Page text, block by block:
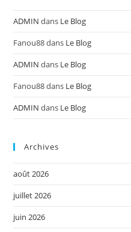
ADMIN dans Le Blog
Fanou88dans Le Blog
ADMIN dans Le Blog
Fanou88dans Le Blog
ADMIN dans Le Blog
Archives
août 2026
juillet 2026
juin 2026